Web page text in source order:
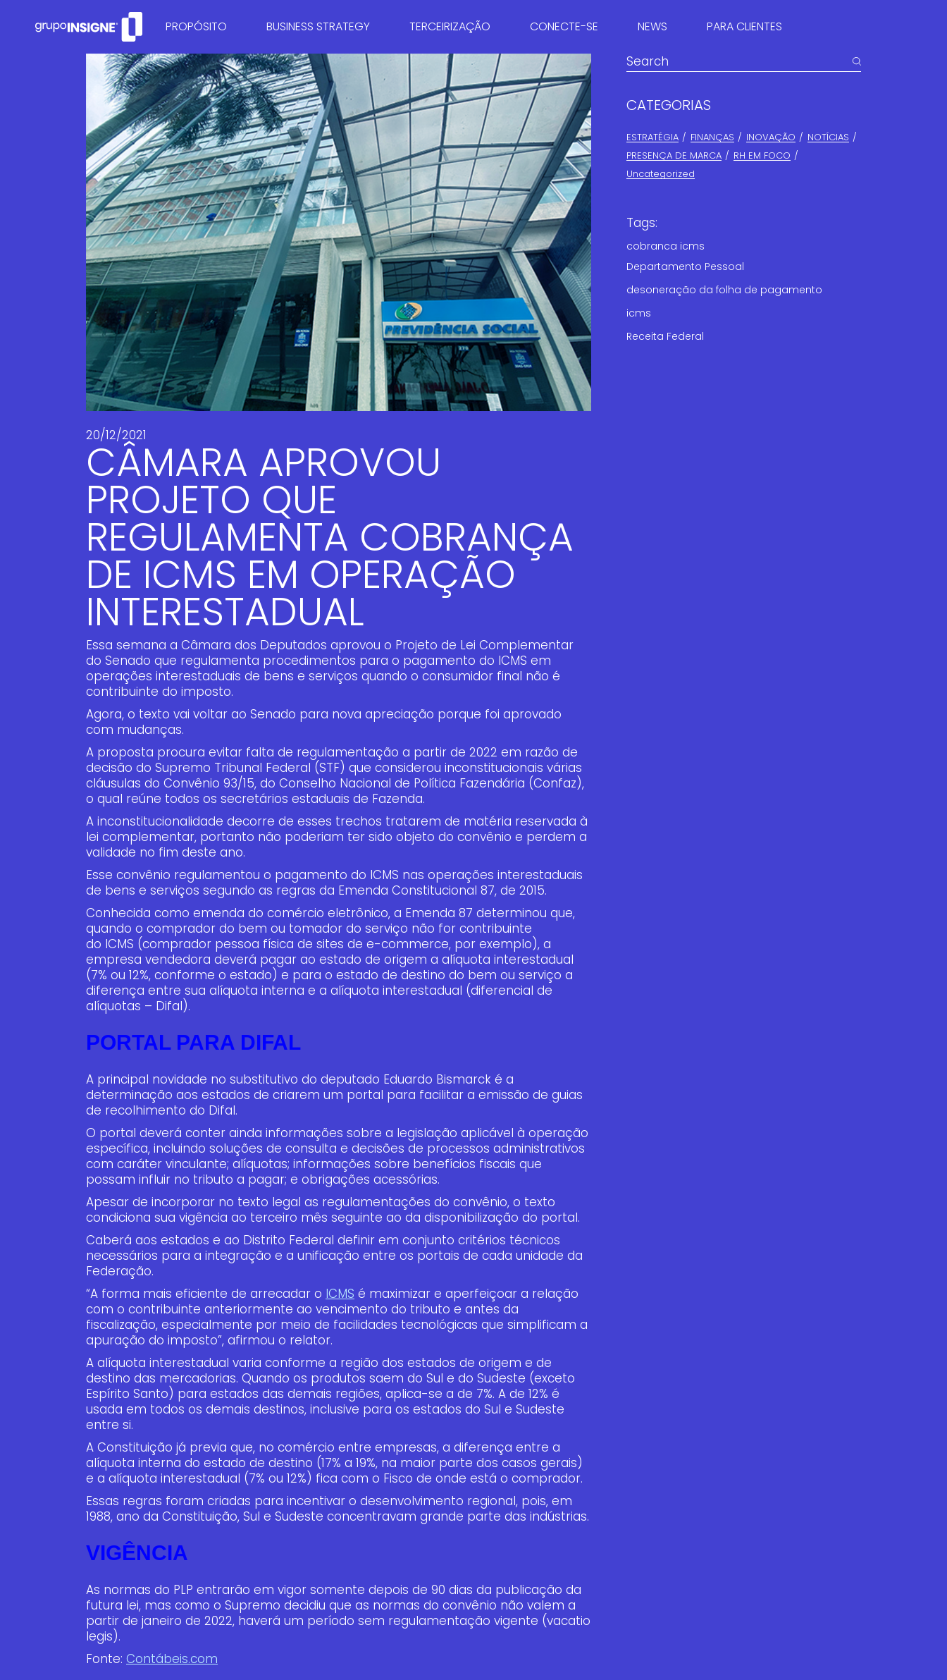
PROPÓSITO
QUEM SOMOS
BUSINESS STRATEGY
CONSULTORIA TRIBUTÁRIA
CONSULTORIA EMPRESARIAL
RECUPERAÇÃO DE IMPOSTOS
MARKETING & COMUNICAÇÃO
ESTRUTURA COMERCIAL
GESTÃO DE PESSOAS
CONTROLADORIA EMPRESARIAL
TERCEIRIZAÇÃO
BPO CONTÁBIL
BPO FISCAL
BPO FINANCEIRO
DEPARTAMENTO PESSOAL
CONSULTIVO
CONECTE-SE
CARREIRAS
ENTRE EM CONTATO
NEWS PARA CLIENTES
20/12/2021
CÂMARA APROVOU
PROJETO QUE
REGULAMENTA COBRANÇA
DE ICMS EM OPERAÇÃO
INTERESTADUAL
Essa semana a Câmara dos Deputados aprovou o Projeto de Lei Complementar
do Senado que regulamenta procedimentos para o pagamento do ICMS em
operações interestaduais de bens e serviços quando o consumidor final não é
contribuinte do imposto.
Agora, o texto vai voltar ao Senado para nova apreciação porque foi aprovado
com mudanças.
A proposta procura evitar falta de regulamentação a partir de 2022 em razão de
decisão do Supremo Tribunal Federal (STF) que considerou inconstitucionais várias
cláusulas do Convênio 93/15, do Conselho Nacional de Política Fazendária (Confaz),
o qual reúne todos os secretários estaduais de Fazenda.
A inconstitucionalidade decorre de esses trechos tratarem de matéria reservada à
lei complementar, portanto não poderiam ter sido objeto do convênio e perdem a
validade no fim deste ano.
Esse convênio regulamentou o pagamento do ICMS nas operações interestaduais
de bens e serviços segundo as regras da Emenda Constitucional 87, de 2015.
Conhecida como emenda do comércio eletrônico, a Emenda 87 determinou que,
quando o comprador do bem ou tomador do serviço não for contribuinte
do ICMS (comprador pessoa física de sites de e-commerce, por exemplo), a
empresa vendedora deverá pagar ao estado de origem a alíquota interestadual
(7% ou 12%, conforme o estado) e para o estado de destino do bem ou serviço a
diferença entre sua alíquota interna e a alíquota interestadual (diferencial de
alíquotas – Difal).
PORTAL PARA DIFAL
A principal novidade no substitutivo do deputado Eduardo Bismarck é a
determinação aos estados de criarem um portal para facilitar a emissão de guias
de recolhimento do Difal.
O portal deverá conter ainda informações sobre a legislação aplicável à operação
específica, incluindo soluções de consulta e decisões de processos administrativos
com caráter vinculante; alíquotas; informações sobre benefícios fiscais que
possam influir no tributo a pagar; e obrigações acessórias.
Apesar de incorporar no texto legal as regulamentações do convênio, o texto
condiciona sua vigência ao terceiro mês seguinte ao da disponibilização do portal.
Caberá aos estados e ao Distrito Federal definir em conjunto critérios técnicos
necessários para a integração e a unificação entre os portais de cada unidade da
Federação.
“A forma mais eficiente de arrecadar o ICMS é maximizar e aperfeiçoar a relação
com o contribuinte anteriormente ao vencimento do tributo e antes da
fiscalização, especialmente por meio de facilidades tecnológicas que simplificam a
apuração do imposto”, afirmou o relator.
A alíquota interestadual varia conforme a região dos estados de origem e de
destino das mercadorias. Quando os produtos saem do Sul e do Sudeste (exceto
Espírito Santo) para estados das demais regiões, aplica-se a de 7%. A de 12% é
usada em todos os demais destinos, inclusive para os estados do Sul e Sudeste
entre si.
A Constituição já previa que, no comércio entre empresas, a diferença entre a
alíquota interna do estado de destino (17% a 19%, na maior parte dos casos gerais)
e a alíquota interestadual (7% ou 12%) fica com o Fisco de onde está o comprador.
Essas regras foram criadas para incentivar o desenvolvimento regional, pois, em
1988, ano da Constituição, Sul e Sudeste concentravam grande parte das indústrias.
VIGÊNCIA
As normas do PLP entrarão em vigor somente depois de 90 dias da publicação da
futura lei, mas como o Supremo decidiu que as normas do convênio não valem a
partir de janeiro de 2022, haverá um período sem regulamentação vigente (vacatio
legis).
Fonte: Contábeis.com
CATEGORIAS
ESTRATÉGIA FINANÇAS​ INOVAÇÃO
NOTÍCIAS
PRESENÇA DE MARCA
RH EM FOCO
Uncategorized
Tags:
cobranca icms
Departamento Pessoal
desoneração da folha de pagamento
icms
Receita Federal